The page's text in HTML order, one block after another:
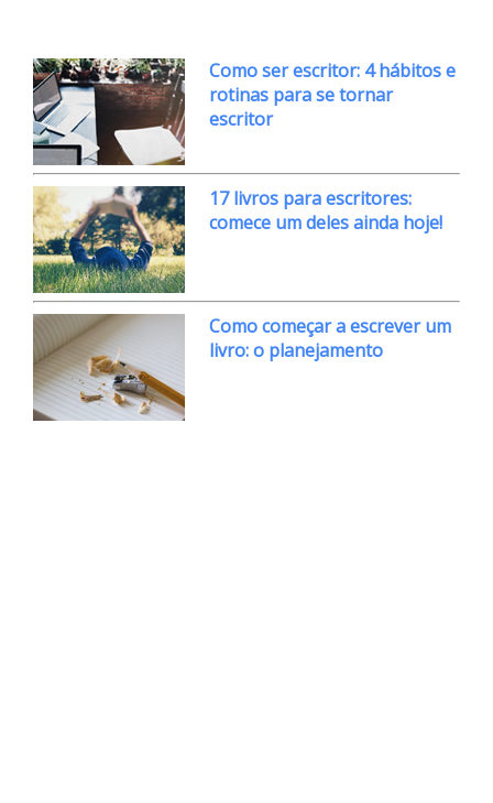
Como ser escritor: 4 hábitos e
rotinas para se tornar
escritor
17 livros para escritores:
comece um deles ainda hoje!
Como começar a escrever um
livro: o planejamento